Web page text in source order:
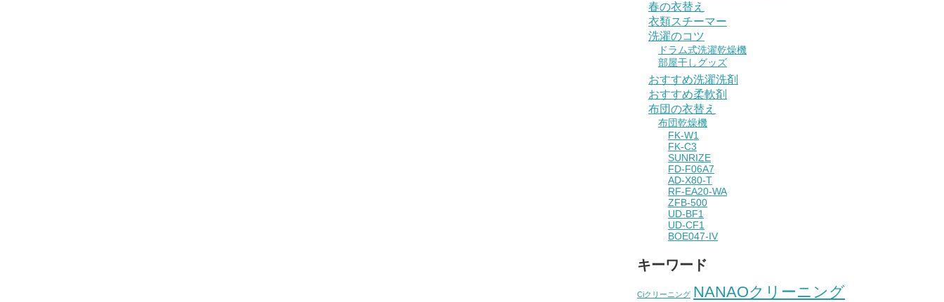
春の衣替え
衣類スチーマー
洗濯のコツ
ドラム式洗濯乾燥機
部屋干しグッズ
おすすめ洗濯洗剤
おすすめ柔軟剤
布団の衣替え
布団乾燥機
FK-W1
FK-C3
SUNRIZE
FD-F06A7
AD-X80-T
RF-EA20-WA
ZFB-500
UD-BF1
UD-CF1
BOE047-IV
キーワード
Ciクリーニング NANAOクリーニング